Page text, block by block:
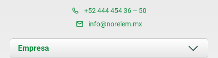
+52 444 454 36 – 50
info@norelem.mx
Empresa